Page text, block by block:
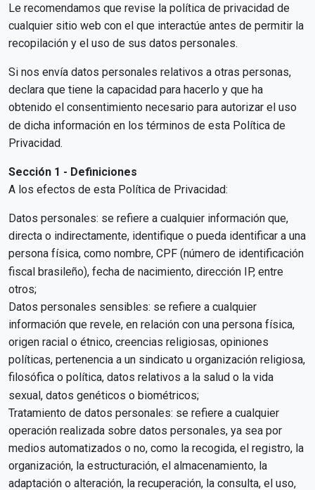
Le recomendamos que revise la política de privacidad de
cualquier sitio web con el que interactúe antes de permitir la
recopilación y el uso de sus datos personales.
Si nos envía datos personales relativos a otras personas,
declara que tiene la capacidad para hacerlo y que ha
obtenido el consentimiento necesario para autorizar el uso
de dicha información en los términos de esta Política de
Privacidad.
Sección 1 - Definiciones
A los efectos de esta Política de Privacidad:
Datos personales: se refiere a cualquier información que,
directa o indirectamente, identifique o pueda identificar a una
persona física, como nombre, CPF (número de identificación
fiscal brasileño), fecha de nacimiento, dirección IP, entre
otros;
Datos personales sensibles: se refiere a cualquier
información que revele, en relación con una persona física,
origen racial o étnico, creencias religiosas, opiniones
políticas, pertenencia a un sindicato u organización religiosa,
filosófica o política, datos relativos a la salud o la vida
sexual, datos genéticos o biométricos;
Tratamiento de datos personales: se refiere a cualquier
operación realizada sobre datos personales, ya sea por
medios automatizados o no, como la recogida, el registro, la
organización, la estructuración, el almacenamiento, la
adaptación o alteración, la recuperación, la consulta, el uso,